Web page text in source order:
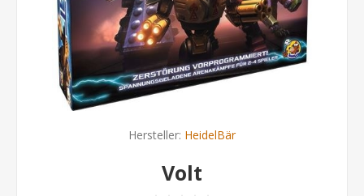
Hersteller: HeidelBär
Volt